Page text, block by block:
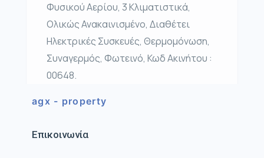
Φυσικού Αερίου, 3 Κλιματιστικά,
Ολικώς Ανακαινισμένο, Διαθέτει
Ηλεκτρικές Συσκευές, Θερμομόνωση,
Συναγερμός, Φωτεινό, Κωδ Ακινήτου :
00648.
agx - property
Επικοινωνία